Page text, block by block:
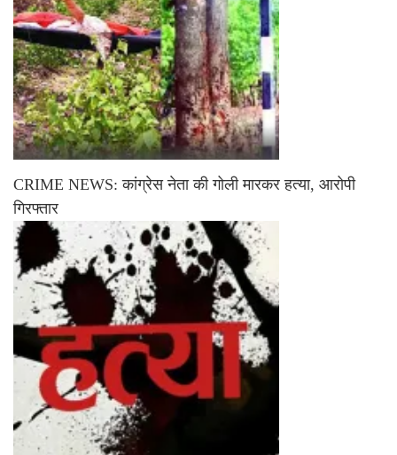
CRIME NEWS: कांग्रेस नेता की गोली मारकर हत्या, आरोपी
गिरफ्तार